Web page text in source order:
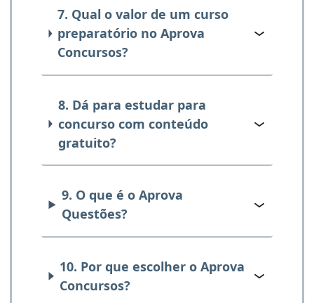
7. Qual o valor de um curso
preparatório no Aprova
Concursos?
8. Dá para estudar para
concurso com conteúdo
gratuito?
9. O que é o Aprova
Questões?
10. Por que escolher o Aprova
Concursos?